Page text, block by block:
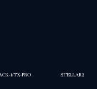
1/TX-PRO STELLAR2